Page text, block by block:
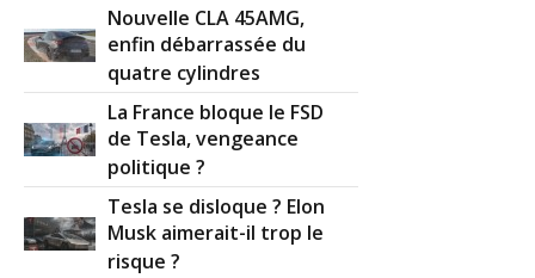
Nouvelle CLA 45AMG,
enfin débarrassée du
quatre cylindres
La France bloque le FSD
de Tesla, vengeance
politique ?
Tesla se disloque ? Elon
Musk aimerait-il trop le
risque ?